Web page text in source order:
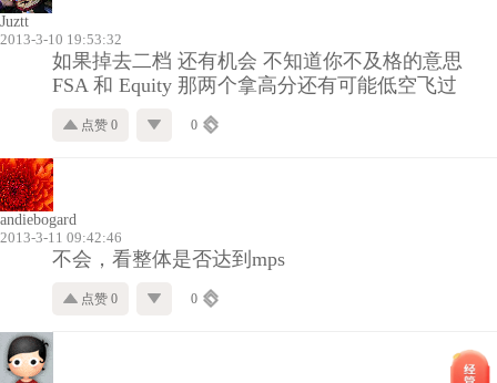
Juztt
2013-3-10 19:53:32
如果掉去二档 还有机会 不知道你不及格的意思
FSA 和 Equity 那两个拿高分还有可能低空飞过
点赞 0 0
andiebogard
2013-3-11 09:42:46
不会，看整体是否达到mps
点赞 0 0